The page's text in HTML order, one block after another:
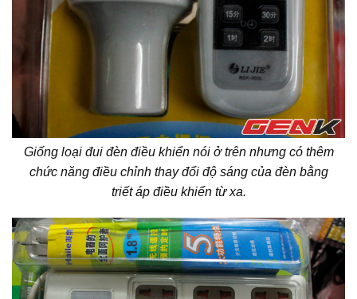
Giống loại đui đèn điều khiển nói ở trên nhưng có thêm
chức năng điều chỉnh thay đổi độ sáng của đèn bằng
triết áp điều khiển từ xa.